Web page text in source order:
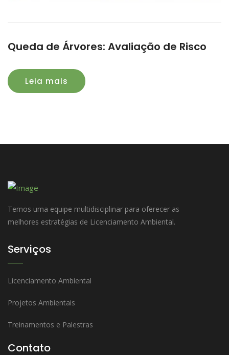
Queda de Árvores: Avaliação de Risco
Leia mais
Temos uma equipe multidisciplinar para oferecer as
melhores estratégias de Licenciamento Ambiental.
Serviços
Licenciamento Ambiental
Projetos Ambientais
Treinamentos e Palestras
Contato